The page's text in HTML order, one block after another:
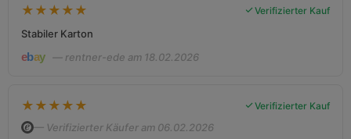
★ ★ ★ ★ ★ Verifizierter Kauf
Stabiler Karton
— rentner-ede am 18.02.2026
★ ★ ★ ★ ★ Verifizierter Kauf
— Verifizierter Käufer am 06.02.2026